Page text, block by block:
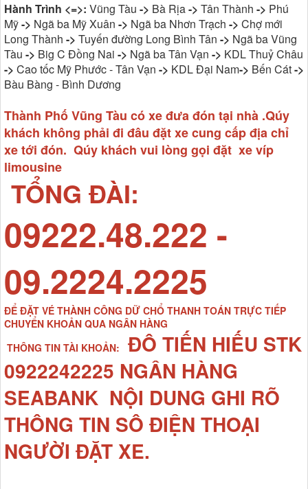
Hành Trình <=>: Vũng Tàu -> Bà Rịa-> Tân Thành -> Phú
Mỹ-> Ngã ba Mỹ Xuân -> Ngã ba Nhơn Trạch -> Chợ mới
Long Thành -> Tuyến đường Long Bình Tân -> Ngã ba Vũng
Tàu -> Big C Đồng Nai -> Ngã ba Tân Vạn -> KDL Thuỷ Châu
-> Cao tốc Mỹ Phước - Tân Vạn -> KDL Đại Nam-> Bến Cát->
Bàu Bàng - Bình Dương
Thành Phố Vũng Tàu có xe đưa đón tại nhà .Qúy
khách không phải đi đâu đặt xe cung cấp địa chỉ
xe tới đón. Qúy khách vui lòng gọi đặt xe víp
limousine
TỔNG ĐÀI:
09222.48.222 -
09.2224.2225
ĐỂ ĐẶT VÉ THÀNH CÔNG DỮ CHỔ THANH TOÁN TRỰC TIẾP
CHUYỂN KHOẢN QUA NGÂN HÀNG
THÔNG TIN TÀI KHOẢN:
ĐÔ TIẾN HIẾU STK
0922242225 NGÂN HÀNG
SEABANK NỘI DUNG GHI RÕ
THÔNG TIN SÔ ĐIỆN THOẠI
NGƯỜI ĐẶT XE.